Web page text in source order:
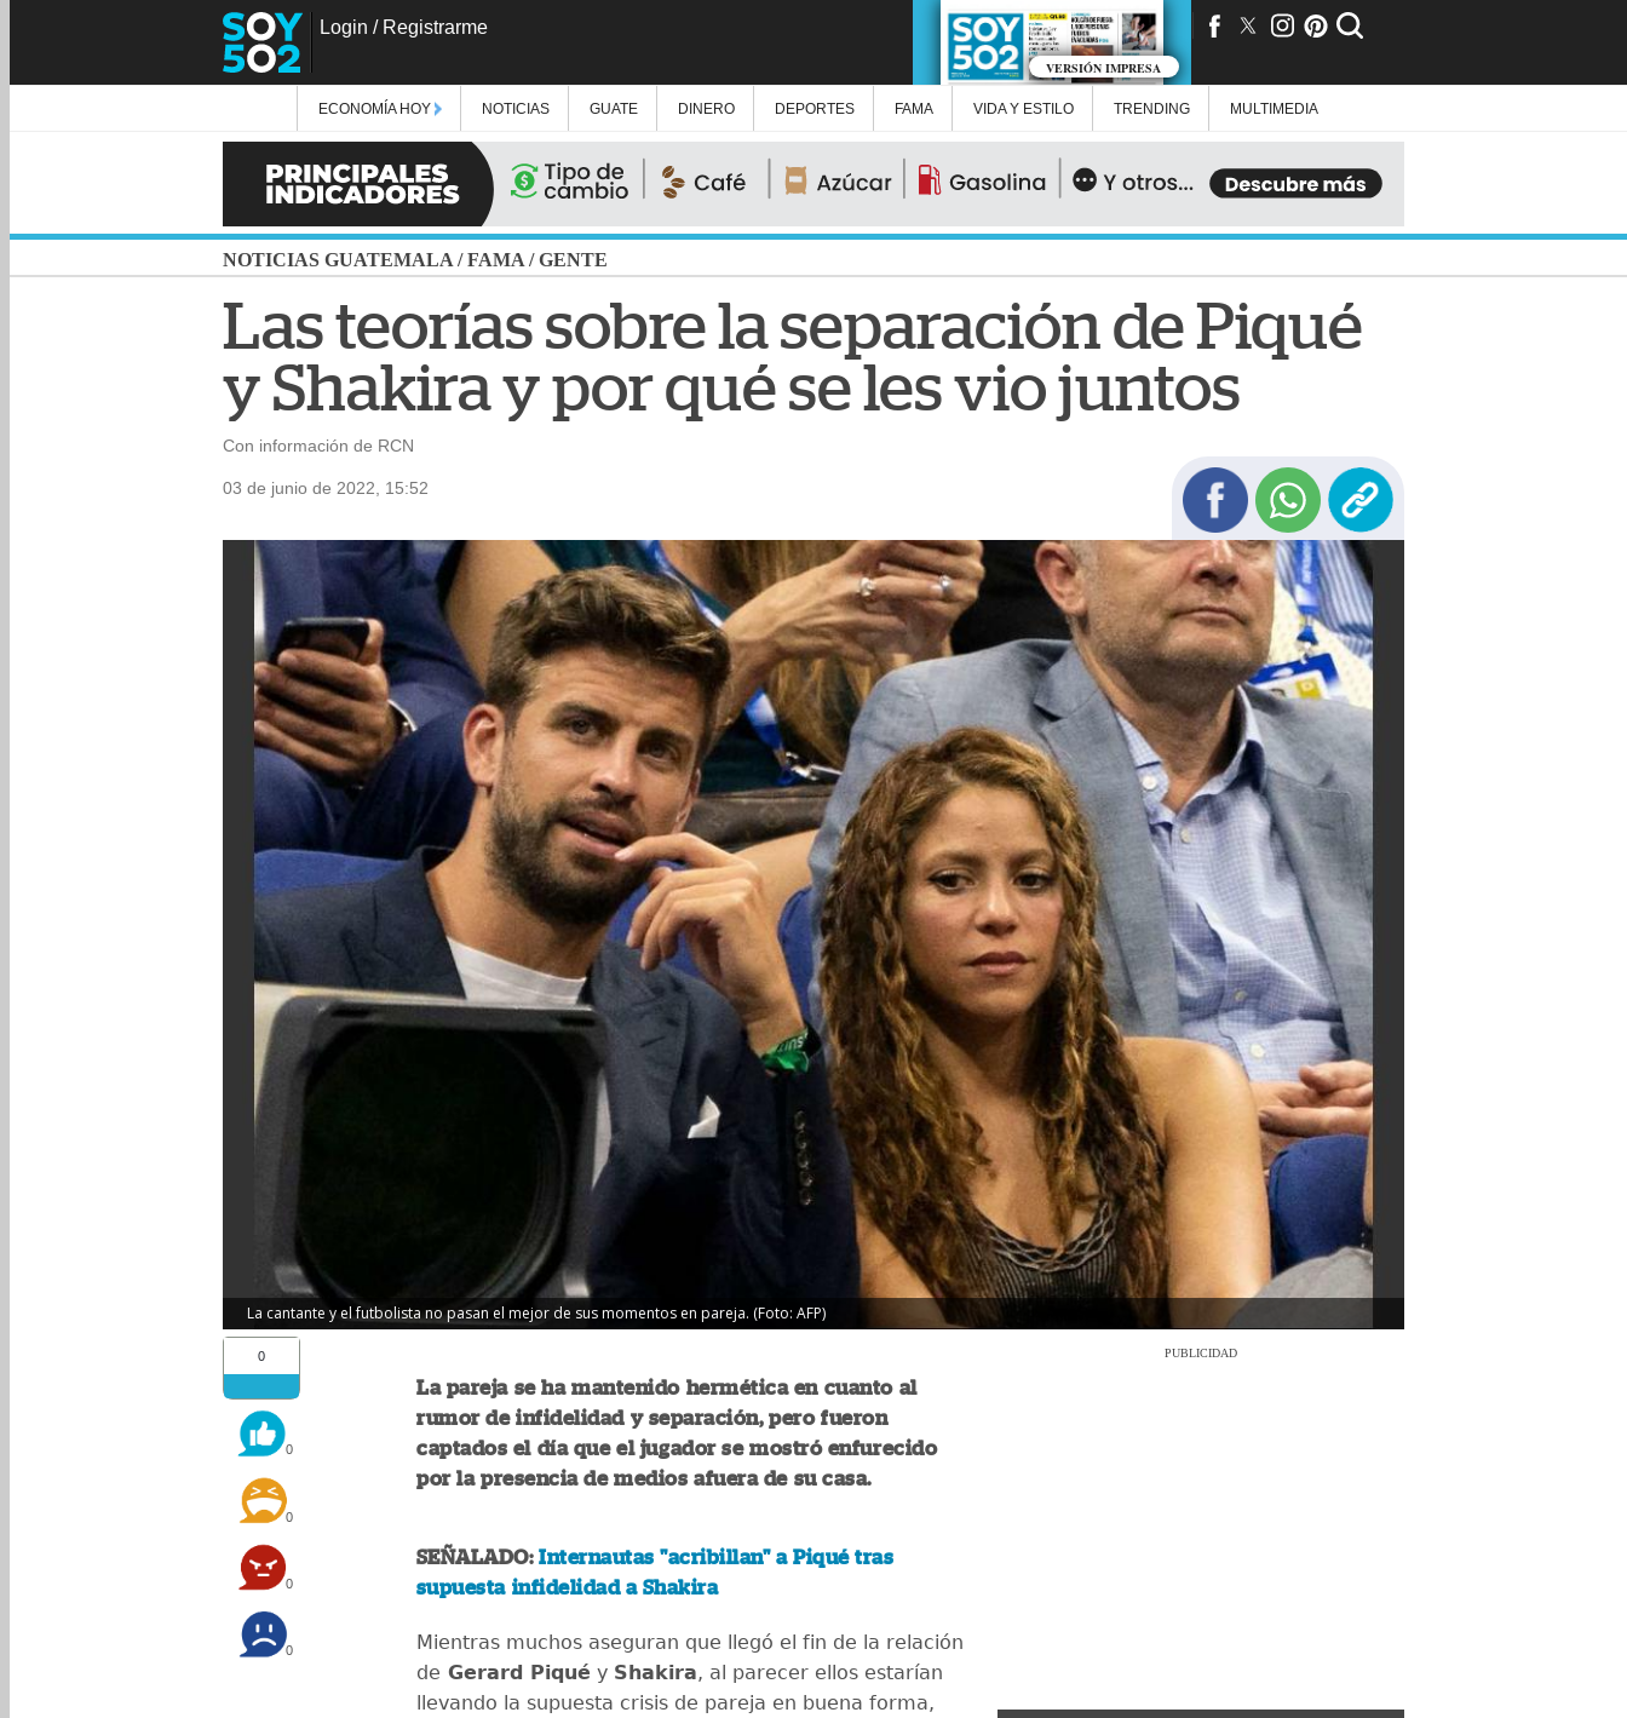
Login / Registrarme
VERSIÓN IMPRESA
ECONOMÍA HOY NOTICIAS GUATE DINERO DEPORTES FAMA VIDA Y ESTILO TRENDING MULTIMEDIA
NOTICIAS GUATEMALA /FAMA /GENTE
Las teorías sobre la separación de Piqué
y Shakira y por qué se les vio juntos
Con información de RCN
03 de junio de 2022, 15:52
La cantante y el futbolista no pasan el mejor de sus momentos en pareja. (Foto: AFP)
0
0
0
0
0
La pareja se ha mantenido hermética en cuanto al
rumor de infidelidad y separación, pero fueron
captados el día que el jugador se mostró enfurecido
por la presencia de medios afuera de su casa.
SEÑALADO:Internautas "acribillan" a Piqué tras
supuesta infidelidad a Shakira
Mientras muchos aseguran que llegó el fin de la relación
de Gerard Piqué y Shakira, al parecer ellos estarían
llevando la supuesta crisis de pareja en buena forma,
PUBLICIDAD